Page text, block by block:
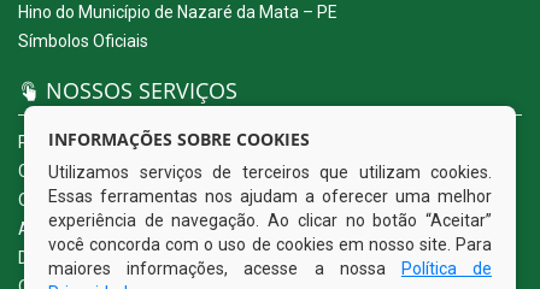
Hino do Município de Nazaré da Mata – PE
Símbolos Oficiais
NOSSOS SERVIÇOS
Portal da Transparência
Carta de Serviços ao Usuário
Ouvidoria Eletrônica
Acesso a Informação (eSIC)
Diário Oficial
INFORMAÇÕES SOBRE COOKIES
Utilizamos serviços de terceiros que utilizam cookies.
Essas ferramentas nos ajudam a oferecer uma melhor
experiência de navegação. Ao clicar no botão “Aceitar”
você concorda com o uso de cookies em nosso site. Para
maiores informações, acesse a nossa
Política de